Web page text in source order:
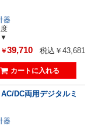
器
￥39,710 税込￥43,681
DC両用デジタルミ
器